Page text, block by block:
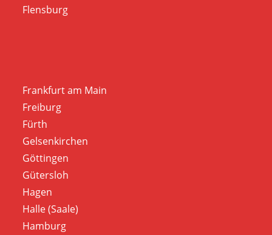
Flensburg
Frankfurt am Main
Freiburg
Fürth
Gelsenkirchen
Göttingen
Gütersloh
Hagen
Halle (Saale)
Hamburg